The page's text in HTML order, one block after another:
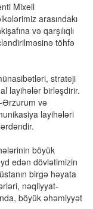
Mixeil
arasındakı
və qarşılıqlı
töhfə
strateji
layihələr birləşdirir.
Ərzurum və
layihələri
böyük
edən dövlətimizin
birgə həyata
nəqliyyat-
böyük əhəmiyyət